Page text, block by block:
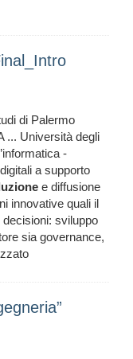
di Palermo
... Università degli
-
a supporto
e diffusione
innovative quali il
sviluppo
sia governance,